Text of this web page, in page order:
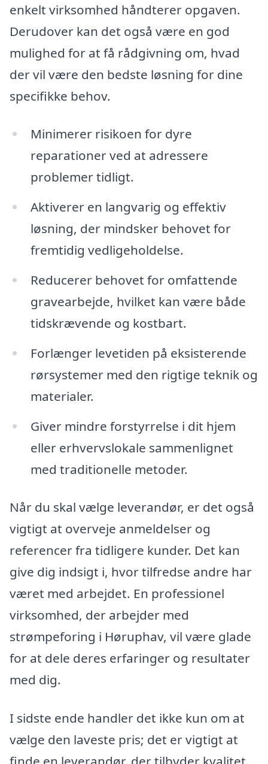
enkelt virksomhed håndterer opgaven.
Derudover kan det også være en god
mulighed for at få rådgivning om, hvad
der vil være den bedste løsning for dine
specifikke behov.
Minimerer risikoen for dyre
reparationer ved at adressere
problemer tidligt.
Aktiverer en langvarig og effektiv
løsning, der mindsker behovet for
fremtidig vedligeholdelse.
Reducerer behovet for omfattende
gravearbejde, hvilket kan være både
tidskrævende og kostbart.
Forlænger levetiden på eksisterende
rørsystemer med den rigtige teknik og
materialer.
Giver mindre forstyrrelse i dit hjem
eller erhvervslokale sammenlignet
med traditionelle metoder.
Når du skal vælge leverandør, er det også
vigtigt at overveje anmeldelser og
referencer fra tidligere kunder. Det kan
give dig indsigt i, hvor tilfredse andre har
været med arbejdet. En professionel
virksomhed, der arbejder med
strømpeforing i Høruphav, vil være glade
for at dele deres erfaringer og resultater
med dig.
I sidste ende handler det ikke kun om at
vælge den laveste pris; det er vigtigt at